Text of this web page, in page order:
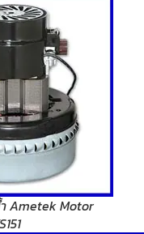
Ametek Motor